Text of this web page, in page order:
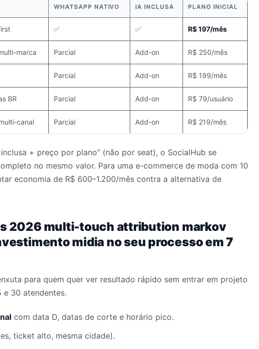
WHATSAPP NATIVO IA INCLUSA PLANO INICIAL
✅ ✅ R$ 197/mês
marca Parcial Add-on R$ 250/mês
Parcial Add-on R$ 199/mês
BR Parcial Add-on R$ 79/usuário
canal Parcial Add-on R$ 219/mês
+ preço por plano” (não por seat), o SocialHub se
no mesmo valor. Para uma e-commerce de moda com 10
economia de R$ 600–1.200/mês contra a alternativa de
2026 multi-touch attribution markov
midia no seu processo em 7
para quem quer ver resultado rápido sem entrar em projeto
e 30 atendentes.
com data D, datas de corte e horário pico.
ticket alto, mesma cidade).